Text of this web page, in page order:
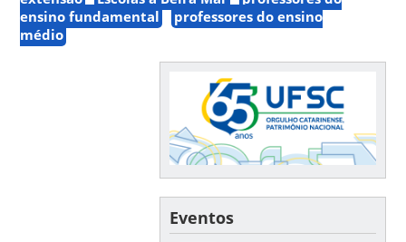
ensino fundamental
professores do ensino
médio
Eventos